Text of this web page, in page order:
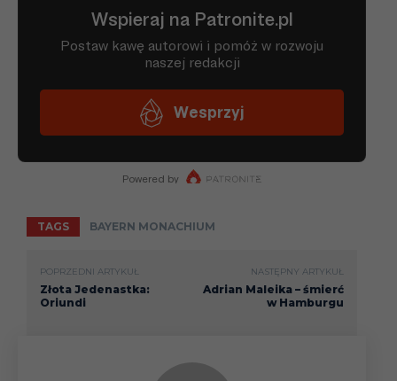
TAGS BAYERN MONACHIUM
POPRZEDNI ARTYKUŁ
Złota Jedenastka:
Oriundi
NASTĘPNY ARTYKUŁ
Adrian Maleika – śmierć
w Hamburgu